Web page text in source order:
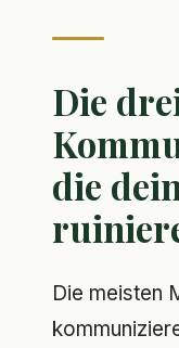
Die
die
Die meisten